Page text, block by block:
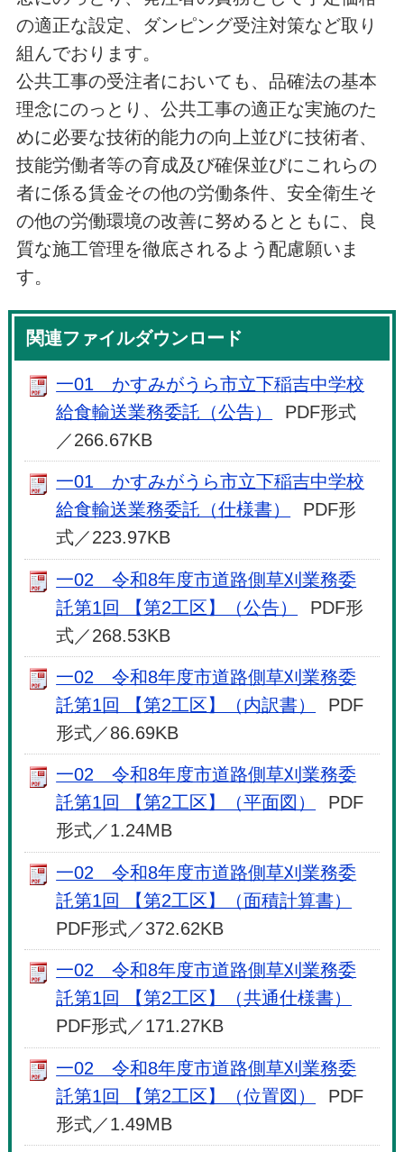
の適正な設定、ダンピング受注対策など取り
組んでおります。
公共工事の受注者においても、品確法の基本
理念にのっとり、公共工事の適正な実施のた
めに必要な技術的能力の向上並びに技術者、
技能労働者等の育成及び確保並びにこれらの
者に係る賃金その他の労働条件、安全衛生そ
の他の労働環境の改善に努めるとともに、良
質な施工管理を徹底されるよう配慮願いま
す。
関連ファイルダウンロード
一01 かすみがうら市立下稲吉中学校
給食輸送業務委託（公告）
PDF形式
／266.67KB
一01 かすみがうら市立下稲吉中学校
給食輸送業務委託（仕様書）
PDF形
式／223.97KB
一02 令和8年度市道路側草刈業務委
託第1回 【第2工区】（公告）
PDF形
式／268.53KB
一02 令和8年度市道路側草刈業務委
託第1回 【第2工区】（内訳書）
PDF
形式／86.69KB
一02 令和8年度市道路側草刈業務委
託第1回 【第2工区】（平面図）
PDF
形式／1.24MB
一02 令和8年度市道路側草刈業務委
託第1回 【第2工区】（面積計算書）
PDF形式／372.62KB
一02 令和8年度市道路側草刈業務委
託第1回 【第2工区】（共通仕様書）
PDF形式／171.27KB
一02 令和8年度市道路側草刈業務委
託第1回 【第2工区】（位置図）
PDF
形式／1.49MB